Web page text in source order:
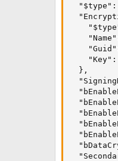
"$type":
  },